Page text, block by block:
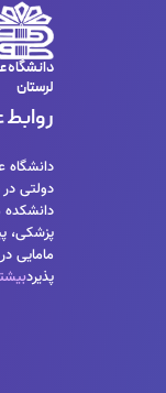
دانشگاه
لرستان
دانشگاه
پزشکی،
مامایی
پذیرد